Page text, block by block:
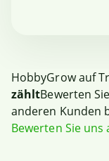
HobbyGrow auf
zähltBewerten
anderen Kunden
Bewerten Sie uns